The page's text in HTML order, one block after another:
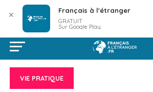
VIE PRATIQUE
✕ Français à l'étranger
GRATUIT
Sur Google Play